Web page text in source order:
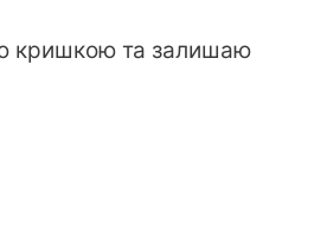
кришкою та залишаю